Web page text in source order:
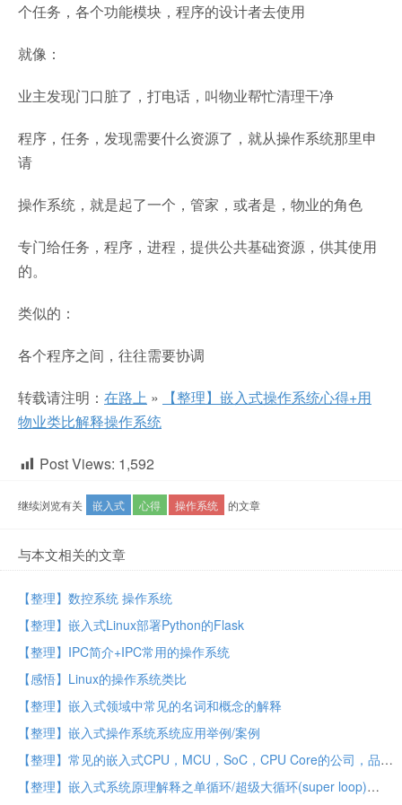
个任务，各个功能模块，程序的设计者去使用
就像：
业主发现门口脏了，打电话，叫物业帮忙清理干净
程序，任务，发现需要什么资源了，就从操作系统那里申
请
操作系统，就是起了一个，管家，或者是，物业的角色
专门给任务，程序，进程，提供公共基础资源，供其使用
的。
类似的：
各个程序之间，往往需要协调
转载请注明： 在路上 »
【整理】嵌入式操作系统心得+用
物业类比解释操作系统
Post Views: 1,592
继续浏览有关 嵌入式 心得 操作系统 的文章
与本文相关的文章
【整理】数控系统 操作系统
【整理】嵌入式Linux部署Python的Flask
【整理】IPC简介+IPC常用的操作系统
【感悟】Linux的操作系统类比
【整理】嵌入式领域中常见的名词和概念的解释
【整理】嵌入式操作系统系统应用举例/案例
【整理】常见的嵌入式CPU，MCU，SoC，CPU Core的公司，品牌，厂家
【整理】嵌入式系统原理解释之单循环/超级大循环(super loop)